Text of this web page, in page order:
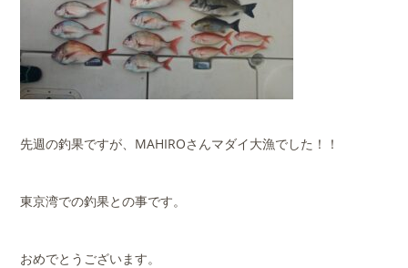
先週の釣果ですが、MAHIROさんマダイ大漁でした！！
東京湾での釣果との事です。
おめでとうございます。